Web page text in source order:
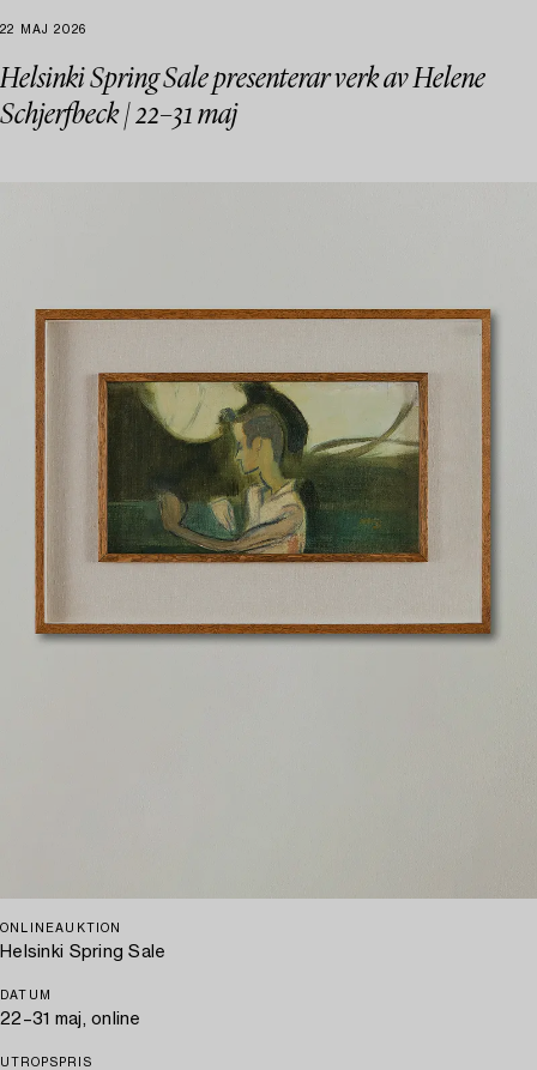
22 MAJ 2026
Helsinki Spring Sale presenterar verk av Helene
Schjerfbeck | 22–31 maj
ONLINEAUKTION
Helsinki Spring Sale
DATUM
22–31 maj, online
UTROPSPRIS